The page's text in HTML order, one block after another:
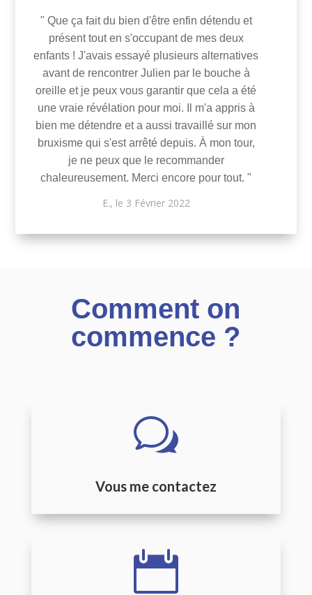
" Que ça fait du bien d'être enfin détendu et
présent tout en s'occupant de mes deux
enfants ! J'avais essayé plusieurs alternatives
avant de rencontrer Julien par le bouche à
oreille et je peux vous garantir que cela a été
une vraie révélation pour moi. Il m'a appris à
bien me détendre et a aussi travaillé sur mon
bruxisme qui s'est arrêté depuis. À mon tour,
je ne peux que le recommander
chaleureusement. Merci encore pour tout. "
E., le 3 Février 2022
Comment on
commence ?
w
Vous me contactez
